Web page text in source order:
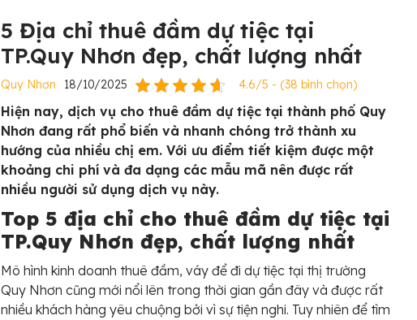
5 Địa chỉ thuê đầm dự tiệc tại
TP.Quy Nhơn đẹp, chất lượng nhất
Quy Nhơn 18/10/2025 4.6/5 - (38 bình chọn)
Hiện nay, dịch vụ cho thuê đầm dự tiệc tại thành phố Quy
Nhơn đang rất phổ biến và nhanh chóng trở thành xu
hướng của nhiều chị em. Với ưu điểm tiết kiệm được một
khoảng chi phí và đa dạng các mẫu mã nên được rất
nhiều người sử dụng dịch vụ này.
Top 5 địa chỉ cho thuê đầm dự tiệc tại
TP.Quy Nhơn đẹp, chất lượng nhất
Mô hình kinh doanh thuê đầm, váy để đi dự tiệc tại thị trường
Quy Nhơn cũng mới nổi lên trong thời gian gần đây và được rất
nhiều khách hàng yêu chuộng bởi vì sự tiện nghi. Tuy nhiên để tìm